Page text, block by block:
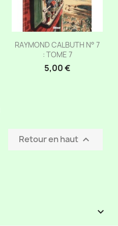
Aperçu rapide
RAYMOND CALBUTH N° 7
: TOME 7
5,00 €
Retour en haut 
